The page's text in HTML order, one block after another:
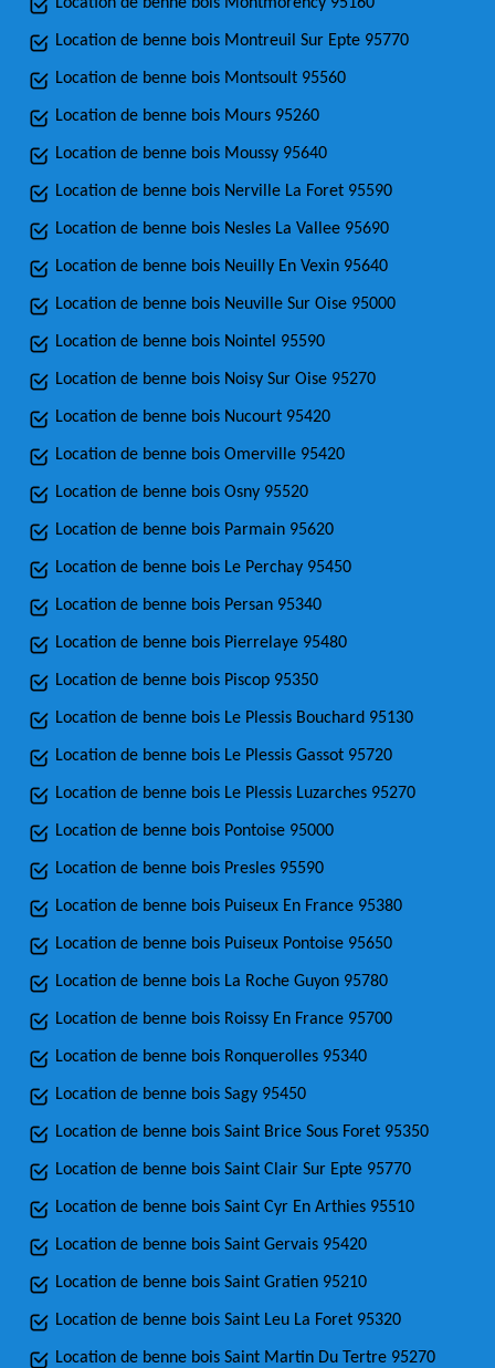
Location de benne bois Montreuil Sur Epte 95770
Location de benne bois Montsoult 95560
Location de benne bois Mours 95260
Location de benne bois Moussy 95640
Location de benne bois Nerville La Foret 95590
Location de benne bois Nesles La Vallee 95690
Location de benne bois Neuilly En Vexin 95640
Location de benne bois Neuville Sur Oise 95000
Location de benne bois Nointel 95590
Location de benne bois Noisy Sur Oise 95270
Location de benne bois Nucourt 95420
Location de benne bois Omerville 95420
Location de benne bois Osny 95520
Location de benne bois Parmain 95620
Location de benne bois Le Perchay 95450
Location de benne bois Persan 95340
Location de benne bois Pierrelaye 95480
Location de benne bois Piscop 95350
Location de benne bois Le Plessis Bouchard 95130
Location de benne bois Le Plessis Gassot 95720
Location de benne bois Le Plessis Luzarches 95270
Location de benne bois Pontoise 95000
Location de benne bois Presles 95590
Location de benne bois Puiseux En France 95380
Location de benne bois Puiseux Pontoise 95650
Location de benne bois La Roche Guyon 95780
Location de benne bois Roissy En France 95700
Location de benne bois Ronquerolles 95340
Location de benne bois Sagy 95450
Location de benne bois Saint Brice Sous Foret 95350
Location de benne bois Saint Clair Sur Epte 95770
Location de benne bois Saint Cyr En Arthies 95510
Location de benne bois Saint Gervais 95420
Location de benne bois Saint Gratien 95210
Location de benne bois Saint Leu La Foret 95320
Location de benne bois Saint Martin Du Tertre 95270